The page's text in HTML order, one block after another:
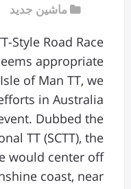
ماشین جدید
Style Road Race
appropriate
of Man TT, we
in Australia
Dubbed the
TT (SCTT), the
would center off
coast, near